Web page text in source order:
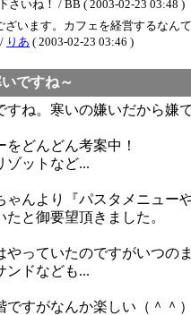
さいね！ / BB ( 2003-02-23 03:48 )
ざいます。カフェを経営するなん
りあ ( 2003-02-23 03:46 )
ですね～
すね。寒いの嫌いだから嫌
どんどん考案中！
ゾットなど...
ゃんより『パスタメニュー
と御要望頂きました。
やっていたのですがいつの
ンドなども...
すがなんか楽しい（＾＾）